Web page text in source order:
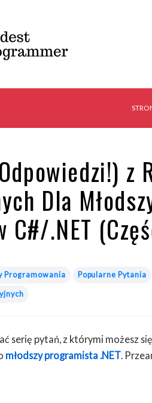
z
Dla
C#/.NET
Programowania Popularne Pytania
serię pytań, z którymi możesz
młodszy programista .NET.